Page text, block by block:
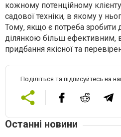
кожному потенційному
садової техніки, в якому у
Тому, якщо є потреба зробити
ділянкою більш ефективним,
придбання якісної та
Поділіться та підписуйтесь на
Останні новини